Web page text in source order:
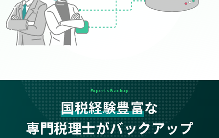
Experts Backup
国税経験豊富な
専門税理士がバックアップ